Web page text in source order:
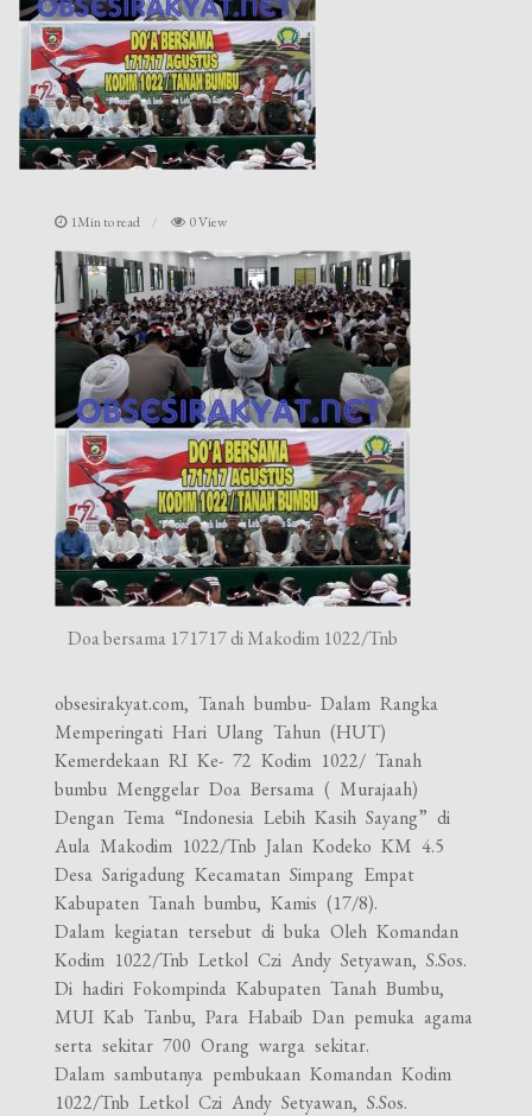
1Min to read 0 View
Doa bersama 171717 di Makodim 1022/Tnb
obsesirakyat.com, Tanah bumbu- Dalam Rangka
Memperingati Hari Ulang Tahun (HUT)
Kemerdekaan RI Ke- 72 Kodim 1022/ Tanah
bumbu Menggelar Doa Bersama ( Murajaah)
Dengan Tema “Indonesia Lebih Kasih Sayang” di
Aula Makodim 1022/Tnb Jalan Kodeko KM 4.5
Desa Sarigadung Kecamatan Simpang Empat
Kabupaten Tanah bumbu, Kamis (17/8).
Dalam kegiatan tersebut di buka Oleh Komandan
Kodim 1022/Tnb Letkol Czi Andy Setyawan, S.Sos.
Di hadiri Fokompinda Kabupaten Tanah Bumbu,
MUI Kab Tanbu, Para Habaib Dan pemuka agama
serta sekitar 700 Orang warga sekitar.
Dalam sambutanya pembukaan Komandan Kodim
1022/Tnb Letkol Czi Andy Setyawan, S.Sos.